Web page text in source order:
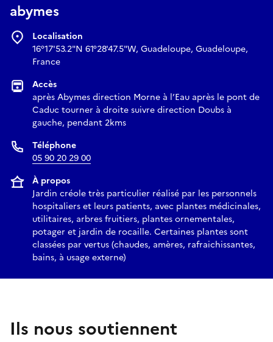
abymes
Localisation
16°17'53.2"N 61°28'47.5"W, Guadeloupe, Guadeloupe,
France
Accès
après Abymes direction Morne à l’Eau après le pont de
Caduc tourner à droite suivre direction Doubs à
gauche, pendant 2kms
Téléphone
05 90 20 29 00
À propos
Jardin créole très particulier réalisé par les personnels
hospitaliers et leurs patients, avec plantes médicinales,
utilitaires, arbres fruitiers, plantes ornementales,
potager et jardin de rocaille. Certaines plantes sont
classées par vertus (chaudes, amères, rafraichissantes,
bains, à usage externe)
Ils nous soutiennent